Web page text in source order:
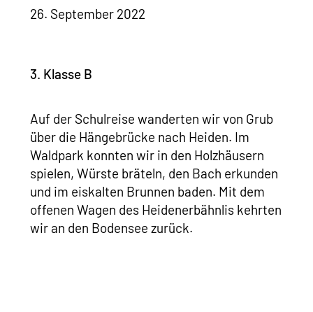
26. September 2022
3. Klasse B
Auf der Schulreise wanderten wir von Grub
über die Hängebrücke nach Heiden. Im
Waldpark konnten wir in den Holzhäusern
spielen, Würste bräteln, den Bach erkunden
und im eiskalten Brunnen baden. Mit dem
offenen Wagen des Heidenerbähnlis kehrten
wir an den Bodensee zurück.